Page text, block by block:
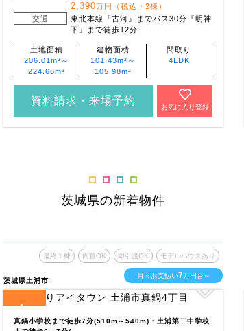
2,390万円（税込・2棟）
交通
東北本線『古河』までバス30分『明神
下』まで徒歩12分
土地面積
206.01m²～
224.66m²
建物面積
101.43m²～
105.98m²
間取り
4LDK
資料請求・来場予約
お気に入り登録
茨城県の新着物件
茨城県土浦市
最終１棟 内覧OK 即引渡OK モデルハウスあり
月々お支払い7万円台～
4
真鍋小学校まで徒歩7分(510m～540m)・土浦第二中学校